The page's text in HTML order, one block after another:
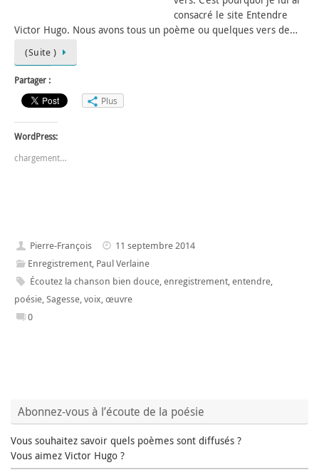
consacré le site Entendre
Victor Hugo. Nous avons tous un poème ou quelques vers de…
(Suite )
Partager :
Plus
WordPress:
chargement…
Pierre-François
11 septembre 2014
Enregistrement, Paul Verlaine
Écoutez la chanson bien douce, enregistrement, entendre,
poésie Sagesse voix œuvre
0
Abonnez-vous à l’écoute de la poésie
Vous souhaitez savoir quels poèmes sont diffusés ?
Vous aimez Victor Hugo ?